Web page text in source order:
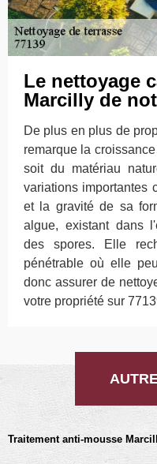
Le nettoyage
Marcilly de
De plus en plus de
remarque la
soit du matériau
variations importantes
et la gravité de sa
algue, existant dans
des spores. Elle
pénétrable où elle
donc assurer de
votre propriété sur
Traitement anti-mousse